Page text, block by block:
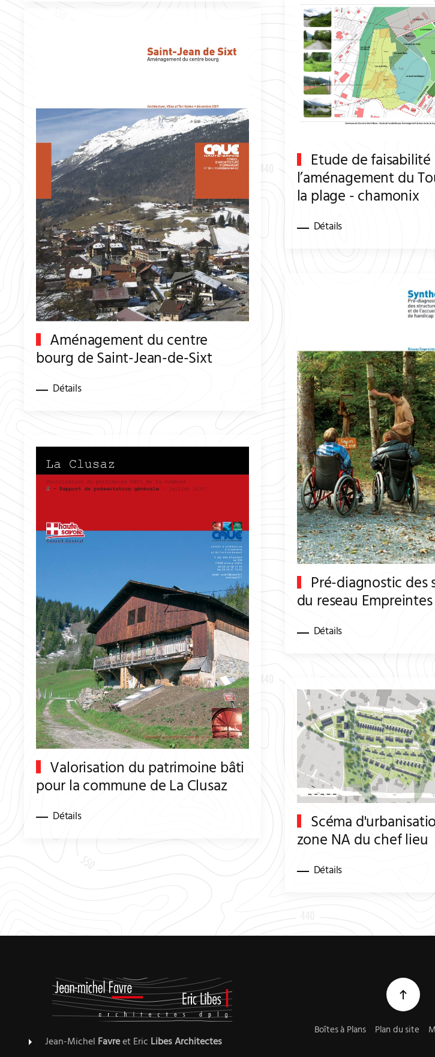
Etude de
l’aménagement du
la plage - chamonix
Détails
Aménagement du centre
bourg de Saint-Jean-de-Sixt
Détails
Pré-diagnostic des
du reseau
Détails
Valorisation du patrimoine bâti
pour la commune de La Clusaz
Détails Scéma
zone NA du chef lieu
Détails
Jean-Michel Favreet Eric LibesArchitectes
Boîtes à Plans Plan du site